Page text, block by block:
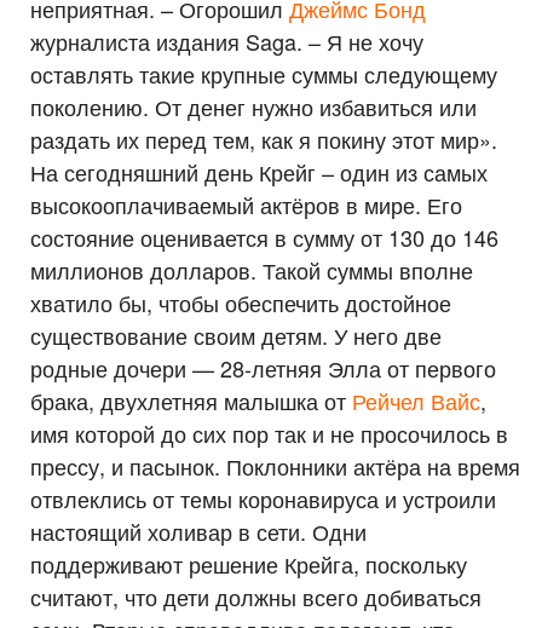
неприятная. – Огорошил Джеймс Бонд
журналиста издания Saga. – Я не хочу
оставлять такие крупные суммы следующему
поколению. От денег нужно избавиться или
раздать их перед тем, как я покину этот мир».
На сегодняшний день Крейг – один из самых
высокооплачиваемый актёров в мире. Его
состояние оценивается в сумму от 130 до 146
миллионов долларов. Такой суммы вполне
хватило бы, чтобы обеспечить достойное
существование своим детям. У него две
родные дочери — 28-летняя Элла от первого
брака, двухлетняя малышка от Рейчел Вайс,
имя которой до сих пор так и не просочилось в
прессу, и пасынок. Поклонники актёра на время
отвлеклись от темы коронавируса и устроили
настоящий холивар в сети. Одни
поддерживают решение Крейга, поскольку
считают, что дети должны всего добиваться